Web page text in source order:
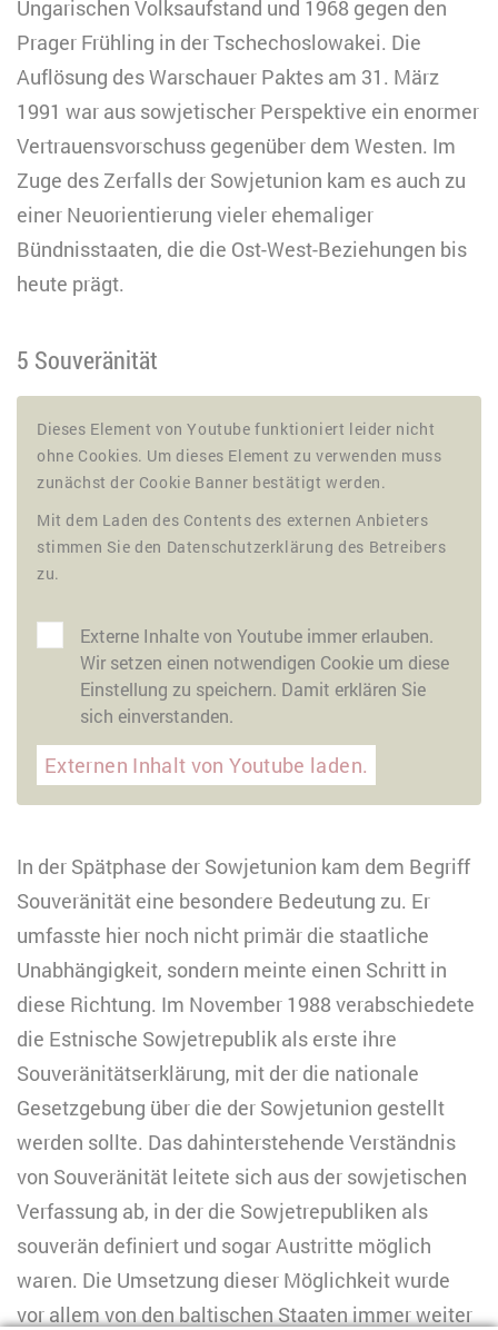
Ungarischen Volksaufstand und 1968 gegen den
Prager Frühling in der Tschechoslowakei. Die
Auflösung des Warschauer Paktes am 31. März
1991 war aus sowjetischer Perspektive ein enormer
Vertrauensvorschuss gegenüber dem Westen. Im
Zuge des Zerfalls der Sowjetunion kam es auch zu
einer Neuorientierung vieler ehemaliger
Bündnisstaaten, die die Ost-West-Beziehungen bis
heute prägt.
5 Souveränität
Dieses Element von Youtube funktioniert leider nicht
ohne Cookies. Um dieses Element zu verwenden muss
zunächst der Cookie Banner bestätigt werden.
Mit dem Laden des Contents des externen Anbieters
stimmen Sie den Datenschutzerklärung des Betreibers
zu.
Externe Inhalte von Youtube immer erlauben.
Wir setzen einen notwendigen Cookie um diese
Einstellung zu speichern. Damit erklären Sie
sich einverstanden.
Externen Inhalt von Youtube laden.
In der Spätphase der Sowjetunion kam dem Begriff
Souveränität eine besondere Bedeutung zu. Er
umfasste hier noch nicht primär die staatliche
Unabhängigkeit, sondern meinte einen Schritt in
diese Richtung. Im November 1988 verabschiedete
die Estnische Sowjetrepublik als erste ihre
Souveränitätserklärung, mit der die nationale
Gesetzgebung über die der Sowjetunion gestellt
werden sollte. Das dahinterstehende Verständnis
von Souveränität leitete sich aus der sowjetischen
Verfassung ab, in der die Sowjetrepubliken als
souverän definiert und sogar Austritte möglich
waren. Die Umsetzung dieser Möglichkeit wurde
vor allem von den baltischen Staaten immer weiter